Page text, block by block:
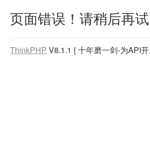
页面错误！请稍后再
ThinkPHP V8.1.1 { 十年磨一剑-为API